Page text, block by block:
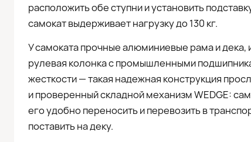
расположить обе ступни и установить
самокат выдерживает нагрузку до 130 кг.
У самоката прочные алюминиевые рама и дека,
рулевая колонка с промышленными
жесткости — такая надежная конструкция
и проверенный складной механизм WEDGE:
его удобно переносить и перевозить в
поставить на деку.